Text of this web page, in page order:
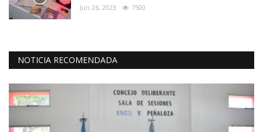
Jun 26, 2023 7500
NOTICIA RECOMENDADA